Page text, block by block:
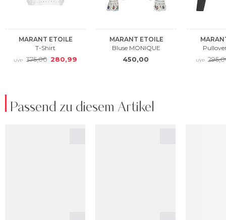
Passend zu diesem Artikel